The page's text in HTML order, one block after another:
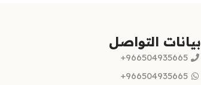
بيانات التواصل
966504935665+
966504935665+